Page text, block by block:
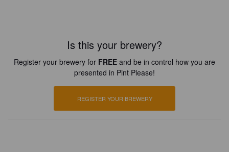
Is this your brewery?
Register your brewery for FREE and be in control how you are
presented in Pint Please!
REGISTER YOUR BREWERY